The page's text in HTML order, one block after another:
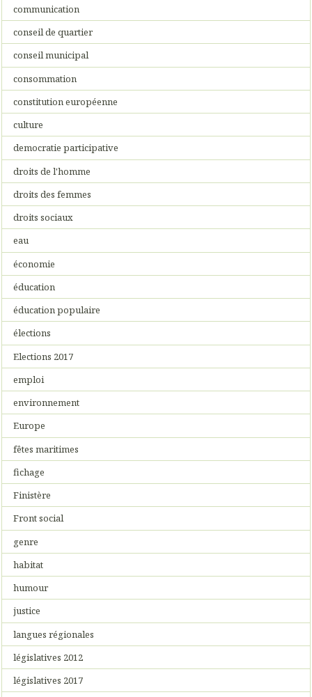
communication
conseil de quartier
conseil municipal
consommation
constitution européenne
culture
democratie participative
droits de l'homme
droits des femmes
droits sociaux
eau
économie
éducation
éducation populaire
élections
Elections 2017
emploi
environnement
Europe
fêtes maritimes
fichage
Finistère
Front social
genre
habitat
humour
justice
langues régionales
législatives 2012
législatives 2017